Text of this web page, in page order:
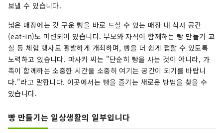
보낼 수 있습니다.
넓은 매장에는 갓 구운 빵을 바로 드실 수 있는 매장 내 식사 공간
(eat-in)도 마련되어 있습니다. 부모와 자식이 함께하는 빵 만들기 교
실 등 체험 행사도 활발하게 개최하며, 빵을 더 쉽게 접할 수 있도록
노력하고 있습니다. 마사키 씨는 "단순히 빵을 사는 것이 아니라, 가
족이 함께하는 소중한 시간을 소중히 여기는 공간이 되기를 바랍니
다."라고 말합니다. 이곳에서는 빵을 즐기는 새로운 방법을 찾을 수
있습니다.
빵 만들기는 일상생활의 일부입니다